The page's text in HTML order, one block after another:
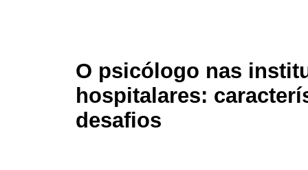
O psicólogo nas
hospitalares:
desafios